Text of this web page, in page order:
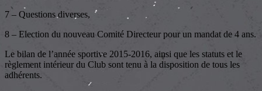
7 – Questions diverses,
8 – Election du nouveau Comité Directeur pour un mandat de 4 ans.
Le bilan de l’année sportive 2015-2016, ainsi que les statuts et le
règlement intérieur du Club sont tenu à la disposition de tous les
adhérents.